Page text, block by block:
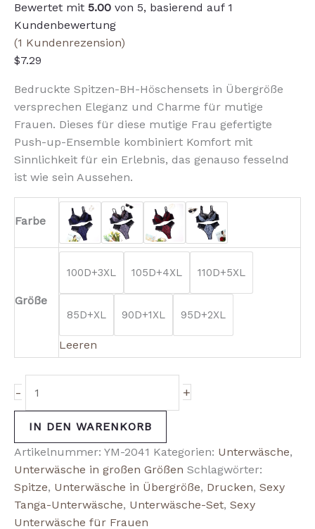
Bewertet mit 5.00 von 5, basierend auf 1
Kundenbewertung
(1 Kundenrezension)
$7.29
Bedruckte Spitzen-BH-Höschensets in Übergröße
versprechen Eleganz und Charme für mutige
Frauen. Dieses für diese mutige Frau gefertigte
Push-up-Ensemble kombiniert Komfort mit
Sinnlichkeit für ein Erlebnis, das genauso fesselnd
ist wie sein Aussehen.
Farbe
Größe
100D+3XL 105D+4XL 110D+5XL
85D+XL 90D+1XL 95D+2XL
Leeren
- +
IN DEN WARENKORB
Artikelnummer: YM-2041 Kategorien: Unterwäsche,
Unterwäsche in großen Größen Schlagwörter:
Spitze, Unterwäsche in Übergröße, Drucken, Sexy
Tanga-Unterwäsche, Unterwäsche-Set, Sexy
Unterwäsche für Frauen